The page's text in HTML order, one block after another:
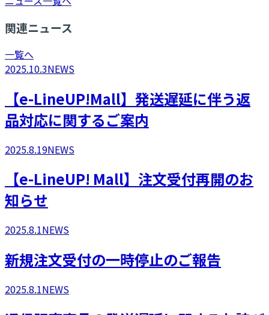
関連ニュース
一覧へ
2025.10.3NEWS
【e-LineUP!Mall】発送遅延に伴う返
品対応に関するご案内
2025.8.19NEWS
​【e-LineUP! Mall】注文受付再開のお
知らせ
2025.8.1NEWS
新規注文受付の一時停止のご報告
2025.8.1NEWS